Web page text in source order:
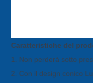
Caratteristiche del
1. Non perderà sotto
2. Con il design conico